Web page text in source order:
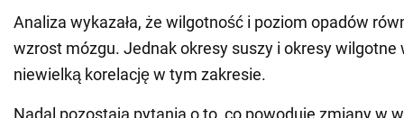
Analiza wykazała, że wilgotność i poziom opadów
wzrost mózgu. Jednak okresy suszy i okresy wilgotne
niewielką korelację w tym zakresie.